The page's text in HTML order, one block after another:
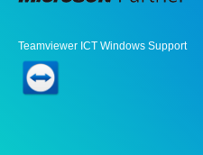
Teamviewer ICT Windows Support